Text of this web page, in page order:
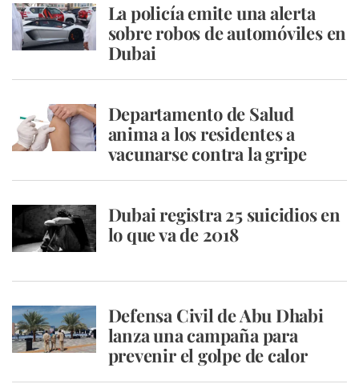
La policía emite una alerta
sobre robos de automóviles en
Dubai
Departamento de Salud
anima a los residentes a
vacunarse contra la gripe
Dubai registra 25 suicidios en
lo que va de 2018
Defensa Civil de Abu Dhabi
lanza una campaña para
prevenir el golpe de calor